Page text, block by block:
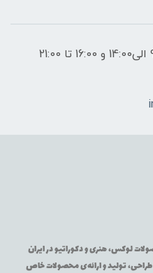
لوکس، هنری و دکوراتیو در ایران
تولید و ارائه‌ی محصولات خاص